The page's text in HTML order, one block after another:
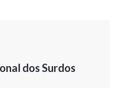
dos Surdos